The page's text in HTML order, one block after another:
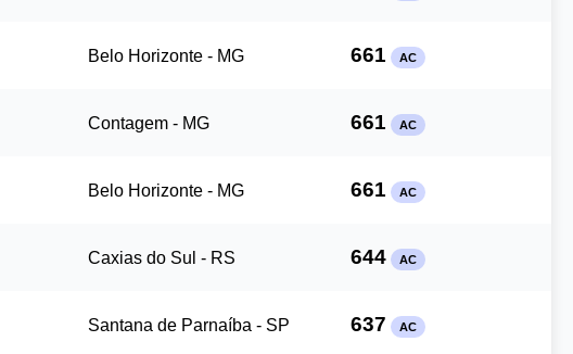
Belo Horizonte - MG 661 AC
Contagem - MG 661 AC
Belo Horizonte - MG 661 AC
Caxias do Sul - RS 644 AC
Santana de Parnaíba - SP 637 AC